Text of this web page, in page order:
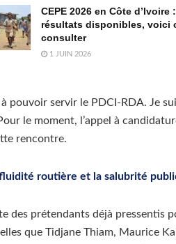
CEPE 2026 en Côte d’Ivoire
résultats disponibles, voici
consulter
1 JUIN 2026
pouvoir servir le PDCI-RDA. Je
le moment, l’appel à
rencontre.
routière et la salubrité
des prétendants déjà pressentis
que Tidjane Thiam, Maurice